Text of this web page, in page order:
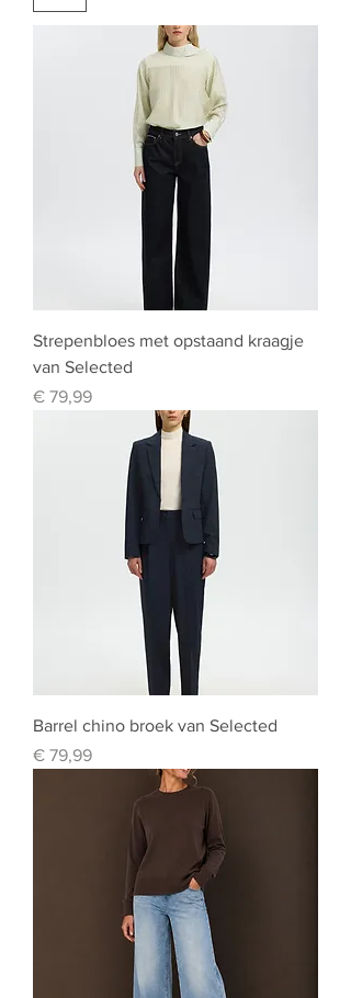
Strepenbloes met opstaand kraagje
van Selected
Prijs
€ 79,99
Barrel chino broek van Selected
Prijs
€ 79,99